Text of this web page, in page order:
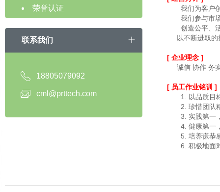
荣誉认证
联系我们
18805079092
cml@prttech.com
我们为客户创
我们参与市场
创造公平、活
以不断进取的
[ 企业理念 ]
诚信 协作 务
[ 员工作业铭训 ]
1. 以品质目标
2. 珍惜团队精
3. 实践第一，
4. 健康第一，
5. 培养谦恭感
6. 积极地面对